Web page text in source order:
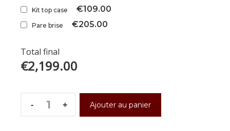
Kit top case €109.00
Pare brise €205.00
Total final
€2,199.00
Ajouter au panier